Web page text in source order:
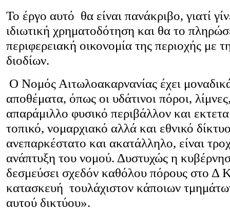
Το έργο αυτό θα είναι πανάκριβο, γιατί
ιδιωτική χρηματοδότηση και θα το
περιφερειακή οικονομία της περιοχής με
διοδίων.
Ο Νομός Αιτωλοακαρνανίας έχει
αποθέματα, όπως οι υδάτινοι πόροι,
απαράμιλλο φυσικό περιβάλλον και
τοπικό, νομαρχιακό αλλά και εθνικό
ανεπαρκέστατο και ακατάλληλο, είναι
ανάπτυξη του νομού. Δυστυχώς η
δεσμεύσει σχεδόν καθόλου πόρους στο Δ
κατασκευή τουλάχιστον κάποιων
αυτού δικτύου».